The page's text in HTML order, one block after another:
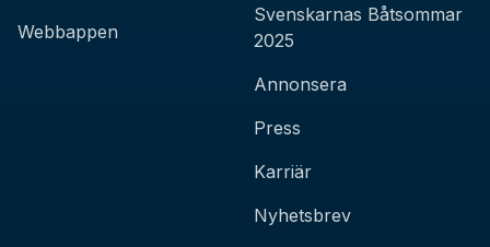
Webbappen
Svenskarnas Båtsommar
2025
Annonsera
Press
Karriär
Nyhetsbrev